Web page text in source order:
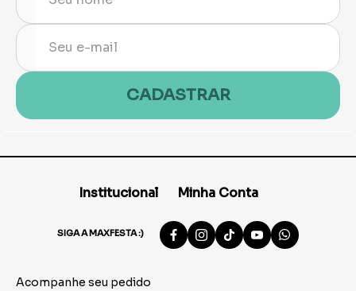
CADASTRAR
Institucional Minha Conta
SIGA A MAXFESTA :)
Acompanhe seu pedido